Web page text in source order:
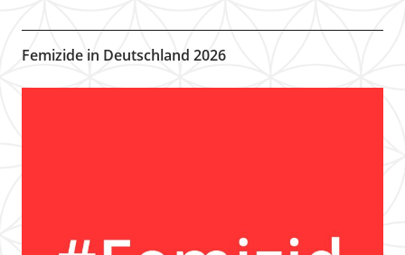
Femizide in Deutschland 2026